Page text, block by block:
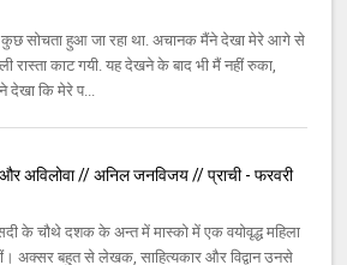
सोचता हुआ जा रहा था. अचानक मैंने देखा मेरे आगे से
रास्ता काट गयी. यह देखने के बाद भी मैं नहीं रुका,
देखा कि मेरे प...
अविलोवा // अनिल जनविजय // प्राची - फरवरी
के चौथे दशक के अन्त में मास्को में एक वयोवृद्ध महिला
अक्सर बहुत से लेखक, साहित्यकार और विद्वान उनसे